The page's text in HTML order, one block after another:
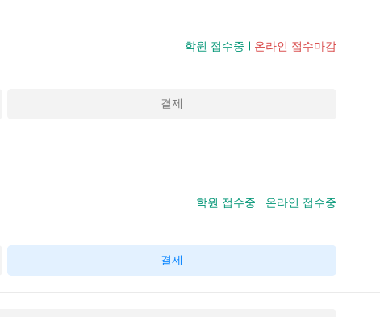
학원 접수중 온라인 접수마감
결제
학원 접수중 온라인 접수중
결제